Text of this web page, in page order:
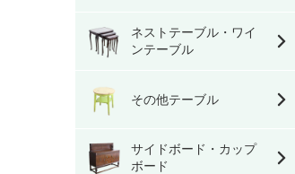
ネストテーブル・ワイ
ンテーブル
その他テーブル
サイドボード・カップ
ボード